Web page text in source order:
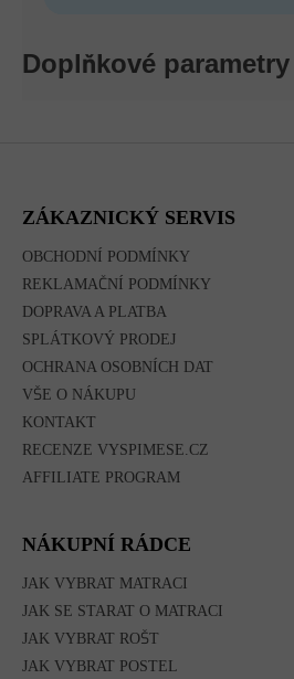
Doplňkové parametry
ZÁKAZNICKÝ SERVIS
OBCHODNÍ PODMÍNKY
REKLAMAČNÍ PODMÍNKY
DOPRAVA A PLATBA
SPLÁTKOVÝ PRODEJ
OCHRANA OSOBNÍCH DAT
VŠE O NÁKUPU
KONTAKT
RECENZE VYSPIMESE.CZ
AFFILIATE PROGRAM
NÁKUPNÍ RÁDCE
JAK VYBRAT MATRACI
JAK SE STARAT O MATRACI
JAK VYBRAT ROŠT
JAK VYBRAT POSTEL